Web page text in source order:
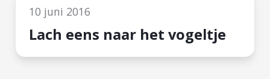
10 juni 2016
Lach eens naar het vogeltje